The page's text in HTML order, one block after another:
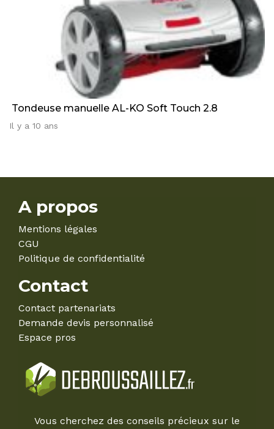
Tondeuse manuelle AL-KO Soft Touch 2.8
Il y a 10 ans
A propos
Mentions légales
CGU
Politique de confidentialité
Contact
Contact partenariats
Demande devis personnalisé
Espace pros
Vous cherchez des conseils précieux sur le